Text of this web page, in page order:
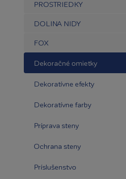
PROSTRIEDKY
DOLINA NIDY
FOX
Dekoračné omietky
Dekoratívne efekty
Dekoratívne farby
Príprava steny
Ochrana steny
Príslušenstvo